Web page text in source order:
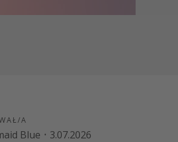
A
Blue · 3.07.2026